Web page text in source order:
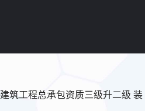
筑工程总承包资质三级升二级 装